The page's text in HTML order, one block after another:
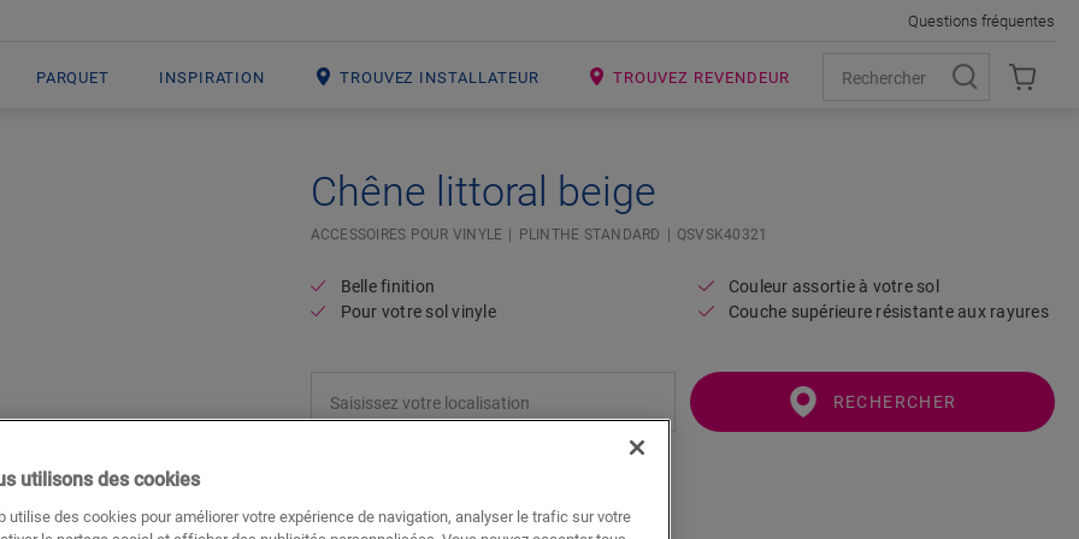
PARQUET INSPIRATION TROUVEZ INSTALLATEUR TROUVEZ REVENDEUR
Questions fréquentes
Chêne littoral beige
ACCESSOIRES POUR VINYLE PLINTHE STANDARD QSVSK40321
Belle finition
Pour votre sol vinyle
Couleur assortie à votre sol
Couche supérieure résistante aux rayures
RECHERCHER
utilisons des cookies
utilise des cookies pour améliorer votre expérience de navigation, analyser le trafic sur votre